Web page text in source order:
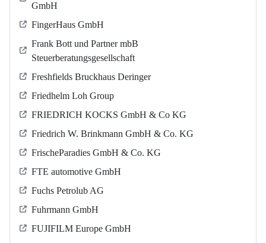
GmbH
FingerHaus GmbH
Frank Bott und Partner mbB
Steuerberatungsgesellschaft
Freshfields Bruckhaus Deringer
Friedhelm Loh Group
FRIEDRICH KOCKS GmbH & Co KG
Friedrich W. Brinkmann GmbH & Co. KG
FrischeParadies GmbH & Co. KG
FTE automotive GmbH
Fuchs Petrolub AG
Fuhrmann GmbH
FUJIFILM Europe GmbH